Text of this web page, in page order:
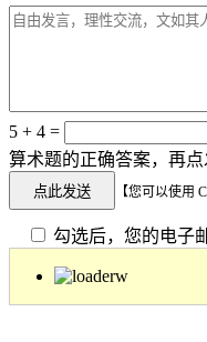
5 + 4 =
算术题的正确答案，再
【您可以使用
勾选后，您的电子